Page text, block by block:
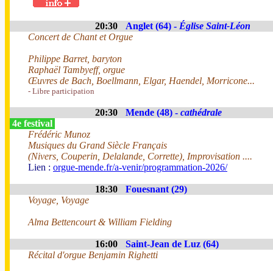
20:30 Anglet (64) - Église Saint-Léon
Concert de Chant et Orgue
Philippe Barret, baryton
Raphaël Tambyeff, orgue
Œuvres de Bach, Boellmann, Elgar, Haendel, Morricone...
- Libre participation
20:30 Mende (48) - cathédrale
4e festival
Frédéric Munoz
Musiques du Grand Siècle Français
(Nivers, Couperin, Delalande, Corrette), Improvisation ....
Lien : orgue-mende.fr/a-venir/programmation-2026/
18:30
Fouesnant (29)
Voyage, Voyage
Alma Bettencourt & William Fielding
16:00
Saint-Jean de Luz (64)
Récital d'orgue Benjamin Righetti